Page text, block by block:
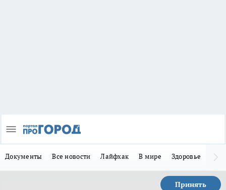
Документы Все новости Лайфхак В мире Здоровье
Принять